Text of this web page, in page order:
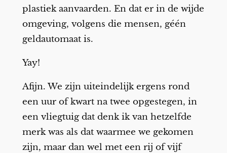
plastiek aanvaarden. En dat er in de wijde
omgeving, volgens die mensen, géén
geldautomaat is.
Yay!
Afijn. We zijn uiteindelijk ergens rond
een uur of kwart na twee opgestegen, in
een vliegtuig dat denk ik van hetzelfde
merk was als dat waarmee we gekomen
zijn, maar dan wel met een rij of vijf